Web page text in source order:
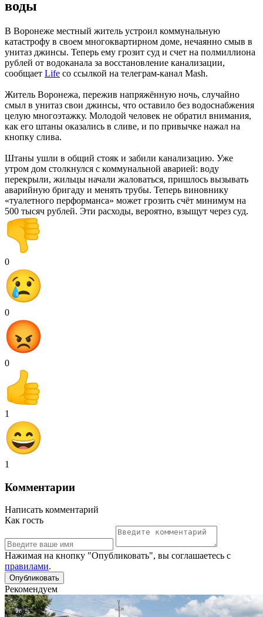
воды
В Воронеже местный житель устроил коммунальную
катастрофу в своем многоквартирном доме, нечаянно смыв в
унитаз джинсы. Теперь ему грозит суд и счет на полмиллиона
рублей от водоканала за восстановление канализации,
сообщает Life со ссылкой на телеграм-канал Mash.
Житель Воронежа, пережив напряжённую ночь, случайно
смыл в унитаз свои джинсы, что оставило без водоснабжения
целую многоэтажку. Молодой человек не обратил внимания,
как его штаны оказались в сливе, и по привычке нажал на
кнопку слива.
Штаны ушли в общий стояк и забили канализацию. Уже
утром дом столкнулся с коммунальной аварией: воду
перекрыли, жильцы начали жаловаться, пришлось вызывать
аварийную бригаду и менять трубы. Теперь виновнику
«туалетного перформанса» может грозить счёт минимум на
500 тысяч рублей. Эти расходы, вероятно, взыщут через суд.
0
0
0
1
1
Комментарии
Написать комментарий
Как гость
Нажимая на кнопку "Опубликовать", вы соглашаетесь с
правилами.
Рекомендуем